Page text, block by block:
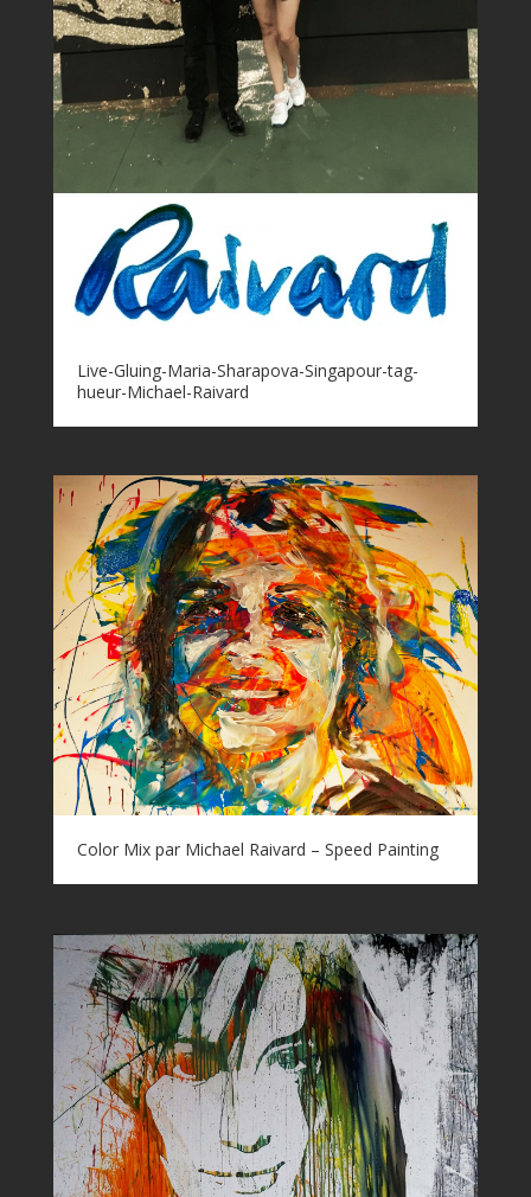
Live-Gluing-Maria-Sharapova-Singapour-tag-
hueur-Michael-Raivard
Color Mix par Michael Raivard – Speed Painting